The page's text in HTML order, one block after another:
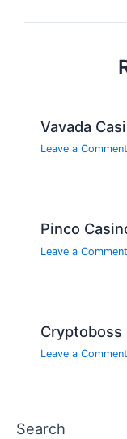
Vavada
Leave a Comment
Pinco
Leave a Comment
Cryptoboss
Leave a Comment
Search